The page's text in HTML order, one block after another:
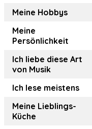
Meine Hobbys
Meine
Persönlichkeit
Ich liebe diese Art
von Musik
Ich lese meistens
Meine Lieblings-
Küche